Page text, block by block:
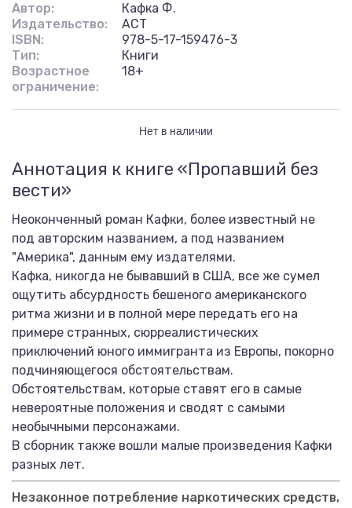
Автор:
Кафка Ф.
Издательство:
АСТ
ISBN:
978-5-17-159476-3
Тип:
Книги
Возрастное
ограничение:
18+
Нет в наличии
Аннотация к книге «Пропавший без
вести»
Неоконченный роман Кафки, более известный не
под авторским названием, а под названием
"Америка", данным ему издателями.
Кафка, никогда не бывавший в США, все же сумел
ощутить абсурдность бешеного американского
ритма жизни и в полной мере передать его на
примере странных, сюрреалистических
приключений юного иммигранта из Европы, покорно
подчиняющегося обстоятельствам.
Обстоятельствам, которые ставят его в самые
невероятные положения и сводят с самыми
необычными персонажами.
В сборник также вошли малые произведения Кафки
разных лет.
Незаконное потребление наркотических средств,